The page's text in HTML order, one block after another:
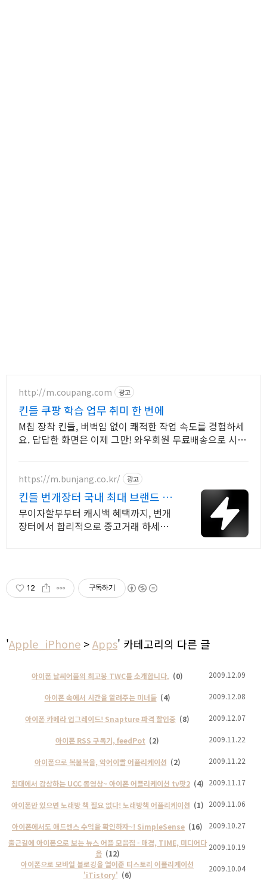
http://m.coupang.com 광고
킨들 쿠팡 학습 업무 취미 한 번에
M칩 장착 킨들, 버벅임 없이 쾌적한 작업 속도를 경험하세
요. 답답한 화면은 이제 그만! 와우회원 무료배송으로 시원
https://m.bunjang.co.kr/ 광고
킨들 번개장터 국내 최대 브랜드 중
고거래
무이자할부부터 캐시백 혜택까지, 번개
장터에서 합리적으로 중고거래 하세요
12 구독하기
'Apple_iPhone >Apps' 카테고리의 다른 글
아이폰 날씨어플의 최고봉 TWC를 소개합니다. (0) 2009.12.09
아이폰 속에서 시간을 알려주는 미녀들 (4) 2009.12.08
아이폰 카메라 업그레이드! Snapture 파격 할인중 (8) 2009.12.07
아이폰 RSS 구독기, feedPot (2) 2009.11.22
아이폰으로 복불복을, 악어이빨 어플리케이션 (2) 2009.11.22
침대에서 감상하는 UCC 동영상~ 아이폰 어플리케이션 tv팟2 (4) 2009.11.17
아이폰만 있으면 노래방 책 필요 없다! 노래방책 어플리케이션 (1) 2009.11.06
아이폰에서도 애드센스 수익을 확인하자~! SimpleSense (16)
2009.10.27
출근길에 아이폰으로 보는 뉴스 어플 모음집 - 매경, TIME, 미디어다
음 (12)
2009.10.19
아이폰으로 모바일 블로깅을 열어준 티스토리 어플리케이션
'iTistory' (6)
2009.10.04